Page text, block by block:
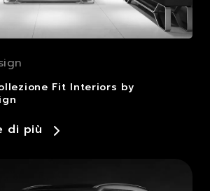
Fit Interiors by
di più